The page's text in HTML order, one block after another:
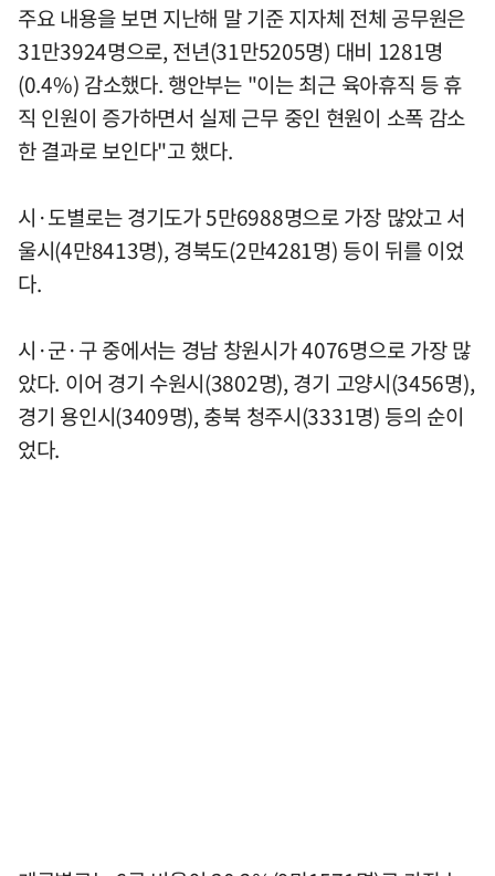
주요 내용을 보면 지난해 말 기준 지자체 전체 공무원은
31만3924명으로, 전년(31만5205명) 대비 1281명
(0.4%) 감소했다. 행안부는 "이는 최근 육아휴직 등 휴
직 인원이 증가하면서 실제 근무 중인 현원이 소폭 감소
한 결과로 보인다"고 했다.
시·도별로는 경기도가 5만6988명으로 가장 많았고 서
울시(4만8413명), 경북도(2만4281명) 등이 뒤를 이었
다.
시·군·구 중에서는 경남 창원시가 4076명으로 가장 많
았다. 이어 경기 수원시(3802명), 경기 고양시(3456명),
경기 용인시(3409명), 충북 청주시(3331명) 등의 순이
었다.